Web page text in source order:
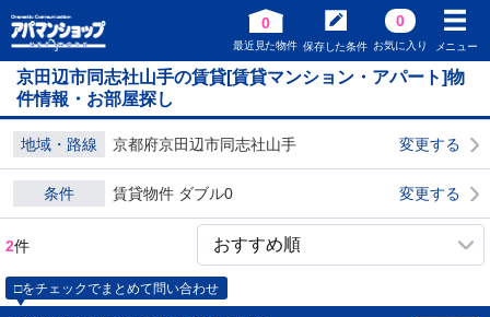
0
最近見た物件 保存した条件
0
お気に入り メニュー
京田辺市同志社山手の賃貸[賃貸マンション・アパート]物
件情報・お部屋探し
地域・路線 京都府京田辺市同志社山手 変更する
条件 賃貸物件 ダブル0 変更する
2件
□をチェックでまとめて問い合わせ